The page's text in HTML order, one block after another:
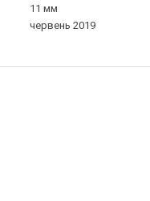
11 мм
червень 2019